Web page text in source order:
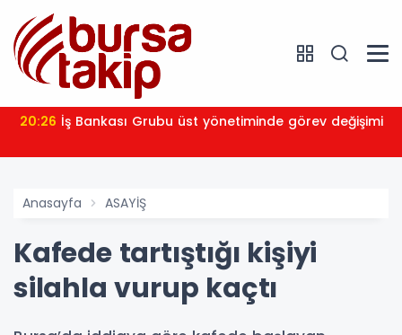
20:26 İş Bankası Grubu üst yönetiminde görev değişimi
Anasayfa ASAYİŞ
Kafede tartıştığı kişiyi
silahla vurup kaçtı